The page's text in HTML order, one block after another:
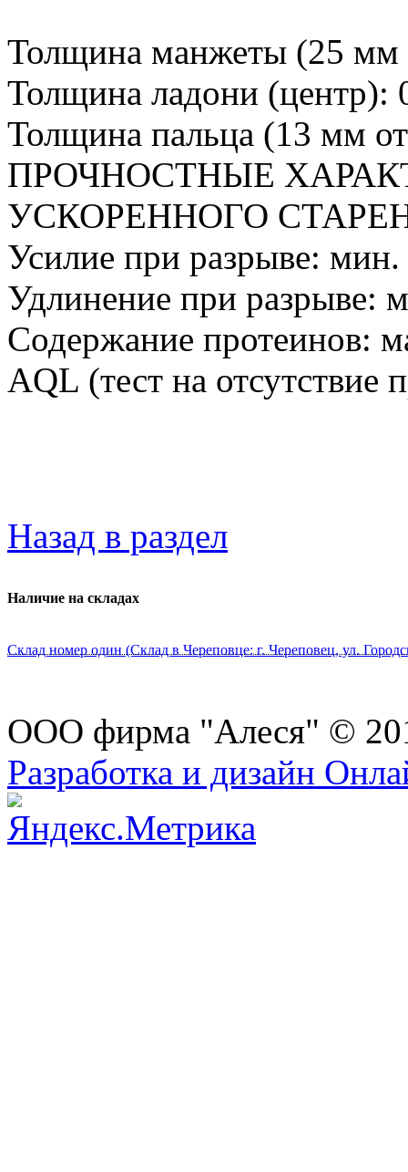
Толщина манжеты (25 мм
Толщина ладони (центр):
Толщина пальца (13 мм
ПРОЧНОСТНЫЕ
УСКОРЕННОГО
Усилие при разрыве:
Удлинение при разрыве:
Содержание протеинов:
AQL (тест на отсутствие
Назад в раздел
Наличие на складах
Склад номер один (Склад в Череповце: г. Череповец, ул.
ООО фирма "Алеся" ©
Разработка и дизайн